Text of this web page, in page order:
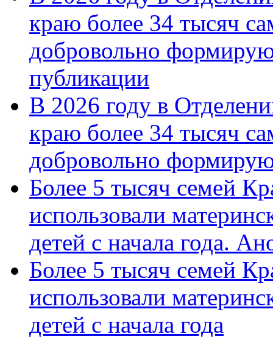
краю более 34 тысяч
добровольно
публикации
В 2026 году в
краю более 34 тысяч
добровольно
Более 5 тысяч семей
использовали
детей с начала года.
Более 5 тысяч семей
использовали
детей с начала года